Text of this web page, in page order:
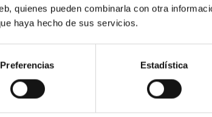
quienes pueden combinarla con otra
haya hecho de sus servicios.
Preferencias Estadística
tensión nominal y 25 °C
a sobretensiones
bloque